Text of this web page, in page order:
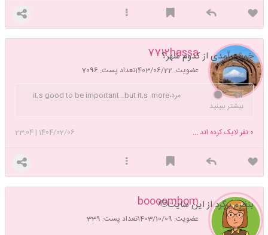
7712hassa
عضویت: 1403/06/22 تعداد پست: 7096
خوش آمدی از کدوم شهر؟
مرد،it,s good to be important ..but it,s more
important to be good....
بیشتر ببینید
1404/02/06
|
23:04 0 نفر لایک کرده اند ...
boooombom
عضویت: 1403/10/09 تعداد پست: 339
بنظرم برگرد از این سایت🫡